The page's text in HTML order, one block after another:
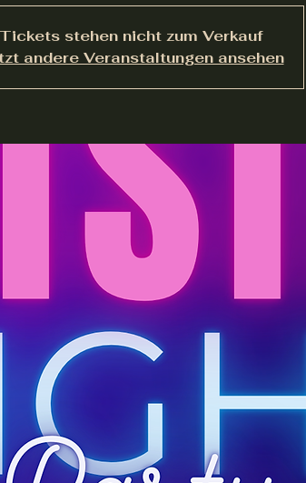
Tickets stehen nicht zum Verkauf
andere Veranstaltungen ansehen